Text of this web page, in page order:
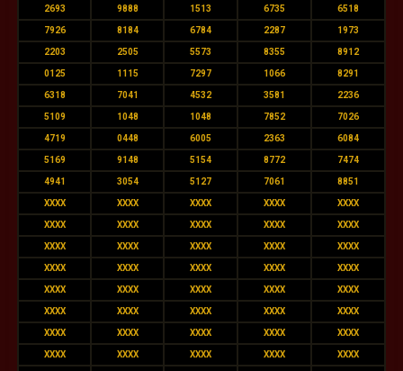
2693 9888 1513 6735 6518
7926 8184 6784 2287 1973
2203 2505 5573 8355 8912
0125 1115 7297 1066 8291
6318 7041 4532 3581 2236
5109 1048 1048 7852 7026
4719 0448 6005 2363 6084
5169 9148 5154 8772 7474
4941 3054 5127 7061 8851
XXXX XXXX XXXX XXXX XXXX
XXXX XXXX XXXX XXXX XXXX
XXXX XXXX XXXX XXXX XXXX
XXXX XXXX XXXX XXXX XXXX
XXXX XXXX XXXX XXXX XXXX
XXXX XXXX XXXX XXXX XXXX
XXXX XXXX XXXX XXXX XXXX
XXXX XXXX XXXX XXXX XXXX